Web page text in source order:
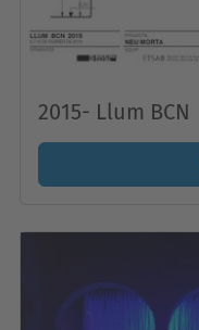
2015- Llum BCN